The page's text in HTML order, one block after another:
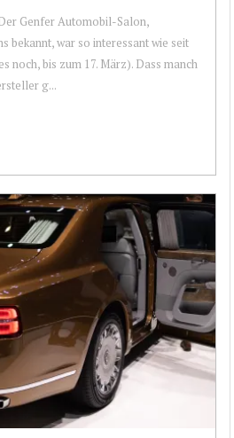
Genfer Automobil-Salon,
bekannt, war so interessant wie seit
noch, bis zum 17. März). Dass manch
g...